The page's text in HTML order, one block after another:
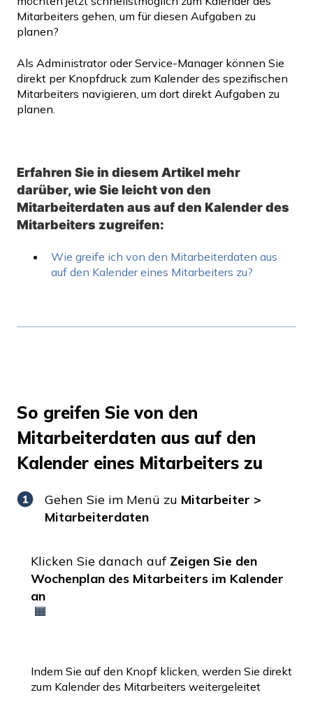
Mitarbeiters gehen, um für diesen Aufgaben zu
planen?
Als Administrator oder Service-Manager können Sie
direkt per Knopfdruck zum Kalender des spezifischen
Mitarbeiters navigieren, um dort direkt Aufgaben zu
planen.
Erfahren Sie in diesem Artikel mehr
darüber, wie Sie leicht von den
Mitarbeiterdaten aus auf den Kalender des
Mitarbeiters zugreifen:
Wie greife ich von den Mitarbeiterdaten aus
auf den Kalender eines Mitarbeiters zu?
So greifen Sie von den
Mitarbeiterdaten aus auf den
Kalender eines Mitarbeiters zu
Gehen Sie im Menü zu Mitarbeiter >
Mitarbeiterdaten
Klicken Sie danach auf Zeigen Sie den
Wochenplan des Mitarbeiters im Kalender
an
Indem Sie auf den Knopf klicken, werden Sie direkt
zum Kalender des Mitarbeiters weitergeleitet